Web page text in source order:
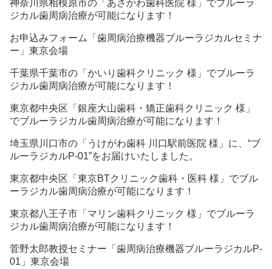
神奈川県相模原市の「あさかわ歯科医院 様」でブルーラ
ジカル歯周病治療が可能になります！
お申込みフォーム「歯周病治療機器ブルーラジカルセミナ
ー」東京会場
千葉県千葉市の「かいり歯科クリニック 様」でブルーラ
ジカル歯周病治療が可能になります！
東京都中央区「銀座大山歯科・矯正歯科クリニック 様」
でブルーラジカル歯周病治療が可能になります！
埼玉県川口市の「うけがわ歯科 川口駅前医院 様」に、“ブ
ルーラジカルP-01”をお届けいたしました。
東京都中央区「東京BTクリニック歯科・医科 様」でブル
ーラジカル歯周病治療が可能になります！
東京都八王子市「マリン歯科クリニック 様」でブルーラ
ジカル歯周病治療が可能になります！
菅野太郎教授セミナー「歯周病治療機器ブルーラジカルP-
01」東京会場